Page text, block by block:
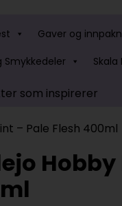
Gaver og
Smykkedeler Skala
som inspirerer
– Pale Flesh 400ml
Hobby